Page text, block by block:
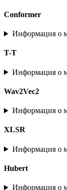
Conformer
Информация о
T-T
Информация о
Wav2Vec2
Информация о
XLSR
Информация о
Hubert
Информация о